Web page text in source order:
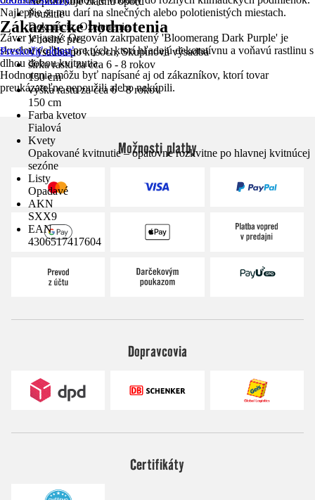
Použitie
Dekorácie, Ozelenenie
Vhodné pre
Výsadba po kusoch, Skupinová výsadba
šírka rastu za cca 6 - 8 rokov
150 cm
výška rastu za cca 6 - 8 rokov
150 cm
Farba kvetov
Fialová
Kvety
Opakované kvitnutie – opätovne rozkvitne po hlavnej kvitnúcej
sezóne
Listy
Opadavé
AKN
SXX9
EAN
4306517417604
Najlepšie sa mu darí na slnečných alebo polotienistých miestach.
Záver je jasný: Orgován zakrpatený 'Bloomerang Dark Purple' je
skvelou voľbou pre tých, ktorí hľadajú dekoratívnu a voňavú rastlinu s
dlhou dobou kvitnutia.
Zákaznícke hodnotenia
Preskočiť oblasť
Hodnotenia môžu byť napísané aj od zákazníkov, ktorí tovar
preukázateľne nepoužili alebo nekúpili.
Možnosti platby
Dopravcovia
Certifikáty